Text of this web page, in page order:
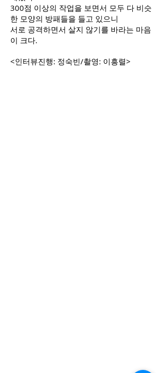
300점 이상의 작업을 보면서 모두 다 비슷
한 모양의 방패들을 들고 있으니
서로 공격하면서 살지 않기를 바라는 마음
이 크다.
​<인터뷰진행: 정숙빈/촬영: 이흥렬>